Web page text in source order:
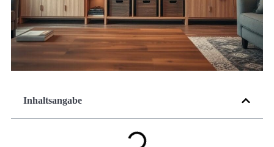
Inhaltsangabe